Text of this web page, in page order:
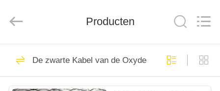
HUIS
PRODUCTEN
Wire
Mesh
Rights
Het Netwerk van de
204
Producten
De zwarte Kabel van de Oxydedraad